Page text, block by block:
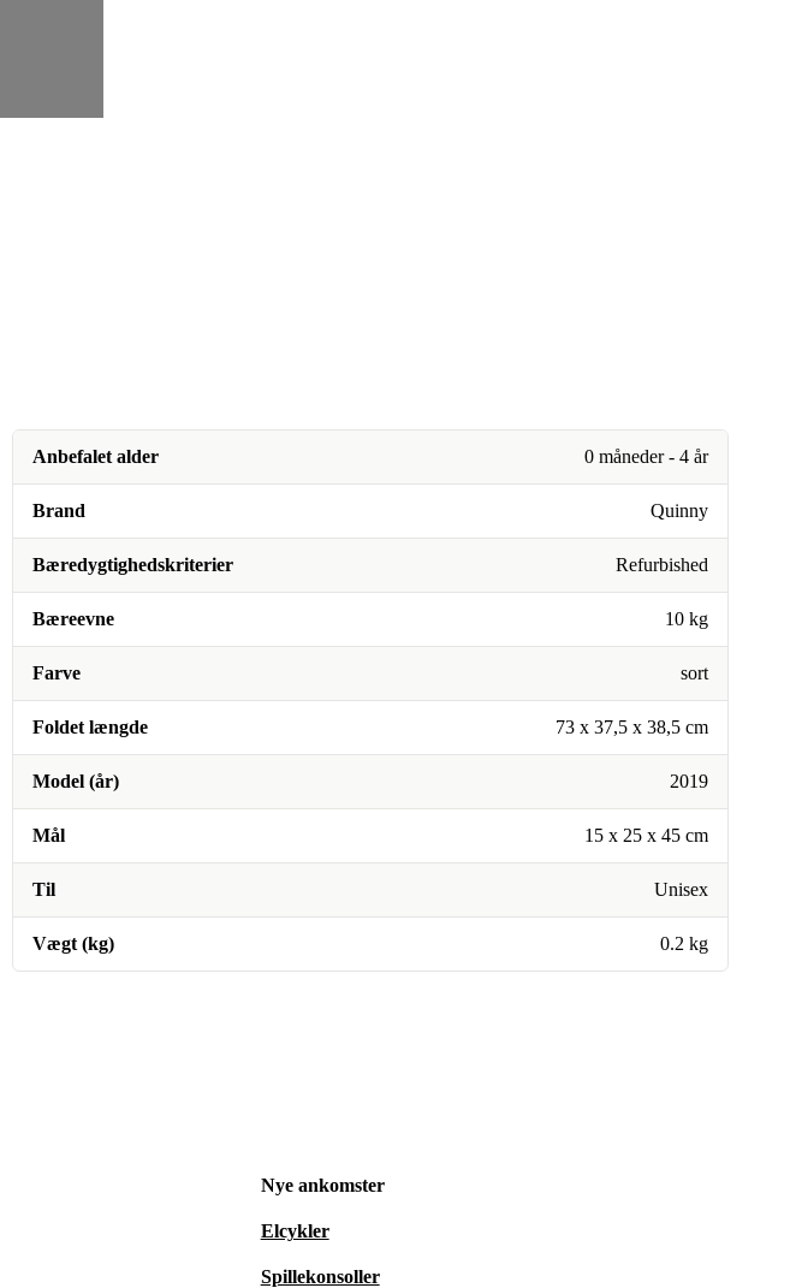
Anbefalet alder 0 måneder - 4 år
Brand Quinny
Bæredygtighedskriterier Refurbished
Bæreevne 10 kg
Farve sort
Foldet længde 73 x 37,5 x 38,5 cm
Model (år) 2019
Mål ‎15 x 25 x 45 cm
Til Unisex
Vægt (kg) 0.2 kg
Nye ankomster
Elcykler
Spillekonsoller